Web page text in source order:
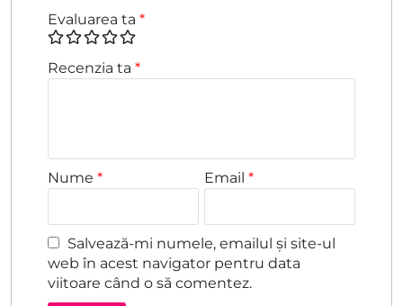
Evaluarea ta *
Recenzia ta *
Nume * Email*
Salvează-mi numele, emailul și site-ul
web în acest navigator pentru data
viitoare când o să comentez.